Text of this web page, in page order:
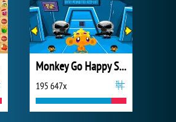
Monkey Go Happy Sci-fi 2
195 647x